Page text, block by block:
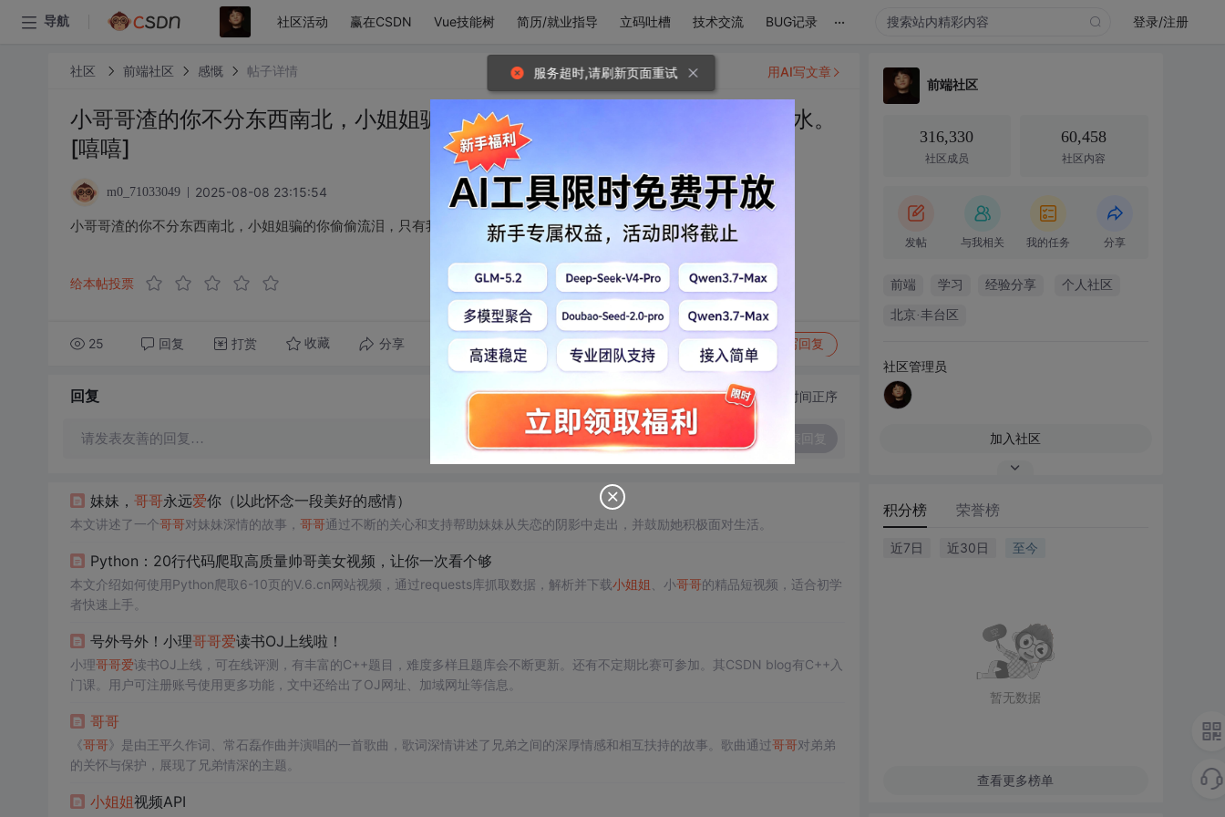
导航 社区活动 赢在CSDN Vue技能树 简历/就业指导 立码吐槽 技术交流 BUG记录 ... 登录/注册
社区 前端社区 感慨 帖子详情
小哥哥渣的你不分东西南北，小姐姐骗的你偷偷流泪，只有我对你的爱如潮水。
[嘻嘻]
m0_71033049 2025-08-08 23:15:54
小哥哥渣的你不分东西南北，小姐姐骗的你偷偷流泪，只有我对你的爱如潮水。[嘻嘻]
给本帖投票
25 回复 打赏 收藏 分享 转发到动态 举报 写回复
用AI写文章
回复 切换为时间正序
请发表友善的回复…
妹妹， 哥哥永远爱你（以此怀念一段美好的感情）
本文讲述了一个哥哥对妹妹深情的故事， 哥哥通过不断的关心和支持帮助妹妹从失恋的阴影中走出，并鼓励她积极面对生活。
Python：20行代码爬取高质量帅哥美女视频，让你一次看个够
本文介绍如何使用Python爬取6-10页的V.6.cn网站视频，通过requests库抓取数据，解析并下载小姐姐 、小哥哥的精品短视频，适合初学
者快速上手。
号外号外！小理哥哥爱读书OJ上线啦！
小理哥哥爱读书OJ上线，可在线评测，有丰富的C++题目，难度多样且题库会不断更新。还有不定期比赛可参加。其CSDN blog有C++入
门课。用户可注册账号使用更多功能，文中还给出了OJ网址、加域网址等信息。
哥哥
《哥哥》是由王平久作词、常石磊作曲并演唱的一首歌曲，歌词深情讲述了兄弟之间的深厚情感和相互扶持的故事。歌曲通过哥哥对弟弟
的关怀与保护，展现了兄弟情深的主题。
小姐姐视频API
前端社区
316,330
社区成员
60,458
社区内容
发帖 与我相关 我的任务 分享
前端 学习 经验分享 个人社区
北京·丰台区
社区管理员
加入社区
积分榜 荣誉榜
近7日 近30日 至今
暂无数据
查看更多榜单
服务超时,请刷新页面重试